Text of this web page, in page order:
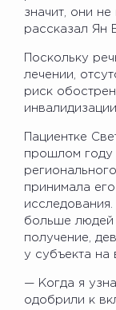
значит, они
рассказал Ян
Поскольку
лечении,
риск
Пациентке
прошлом году
принимала
больше людей
получение,
у субъекта на
— Когда я
одобрили к